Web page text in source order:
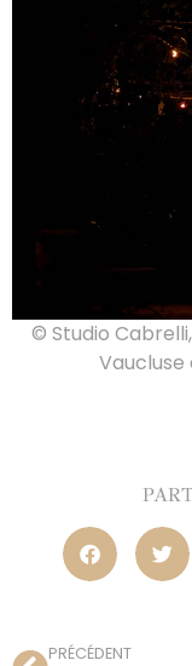
© Studio
Vaucluse
PRÉCÉDENT